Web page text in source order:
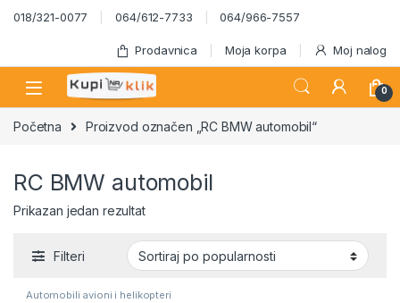
Skip to navigation
Skip to content
018/321-0077 064/612-7733 064/966-7557
Prodavnica Moja korpa Moj nalog
0
Početna Proizvod označen „RC BMW automobil“
RC BMW automobil
Prikazan jedan rezultat
Filteri
Automobili avioni i helikopteri